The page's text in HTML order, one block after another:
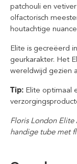
patchouli en
olfactorisch
houtachtige
Elite is gecreëerd
geurkarakter. Het
wereldwijd gezien
Tip: Elite optimaal
Floris London Elite
handige tube met